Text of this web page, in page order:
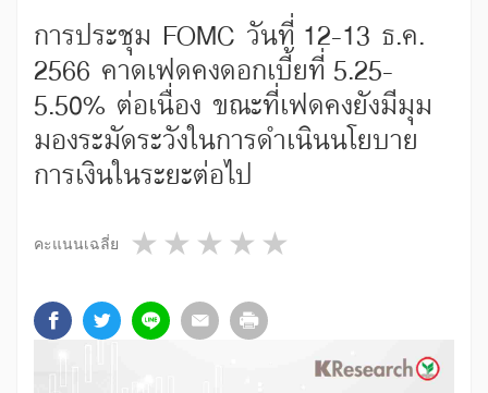
การประชุม FOMC วันที่ 12-13 ธ.ค.
2566 คาดเฟดคงดอกเบี้ยที่ 5.25-
5.50% ต่อเนื่อง ขณะที่เฟดคงยังมีมุม
มองระมัดระวังในการดำเนินนโยบาย
การเงินในระยะต่อไป
คะแนนเฉลี่ย 4 stars
3 stars
2 stars
1 star